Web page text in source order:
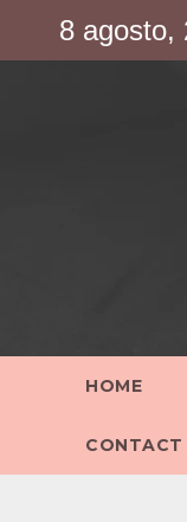
8 agosto,
HOME
CONTACT